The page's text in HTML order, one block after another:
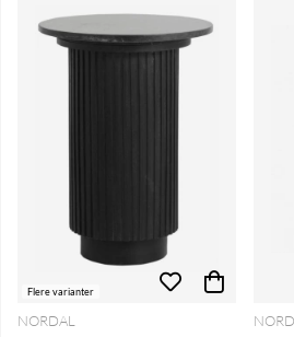
Flere varianter
NORDAL